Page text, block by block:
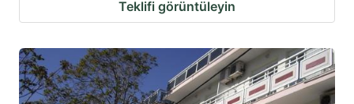
Teklifi görüntüleyin